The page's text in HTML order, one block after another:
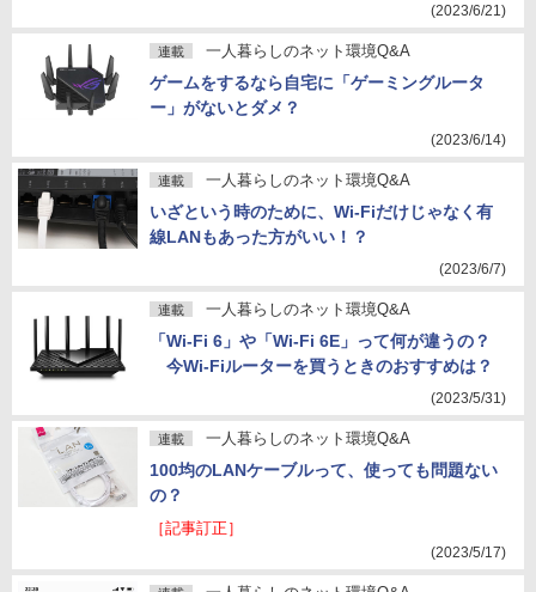
(2023/6/21)
連載 一人暮らしのネット環境Q&A
ゲームをするなら自宅に「ゲーミングルータ
ー」がないとダメ？
(2023/6/14)
連載 一人暮らしのネット環境Q&A
いざという時のために、Wi-Fiだけじゃなく有
線LANもあった方がいい！？
(2023/6/7)
連載 一人暮らしのネット環境Q&A
「Wi-Fi 6」や「Wi-Fi 6E」って何が違うの？
今Wi-Fiルーターを買うときのおすすめは？
(2023/5/31)
連載 一人暮らしのネット環境Q&A
100均のLANケーブルって、使っても問題ない
の？
［記事訂正］
(2023/5/17)